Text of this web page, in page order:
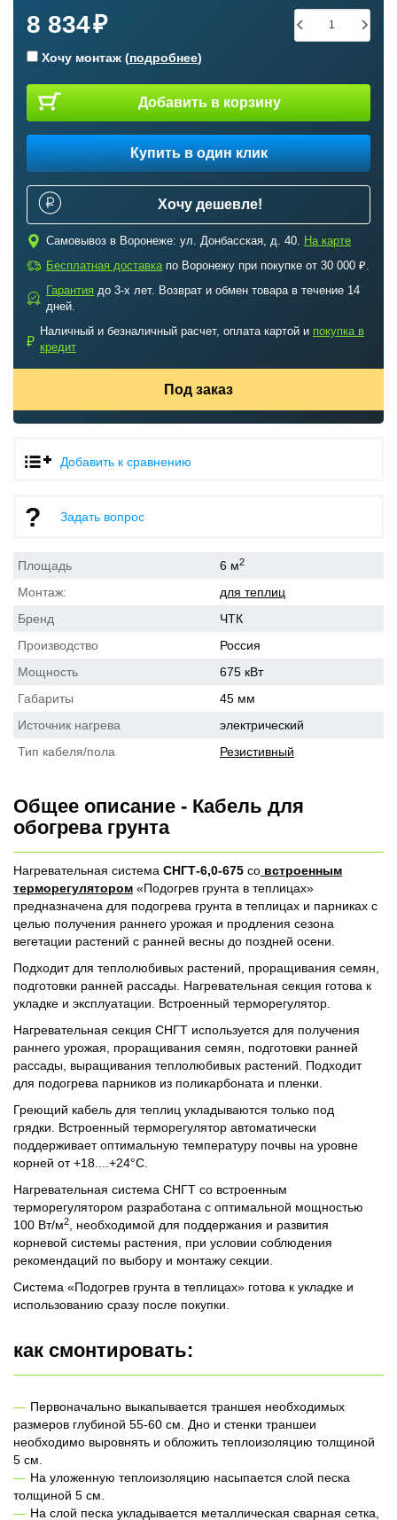
8 834
Хочу монтаж (подробнее)
Добавить в корзину
Купить в один клик
Хочу дешевле!
c Самовывоз в Воронеже: ул. Донбасская, д. 40. На карте
a Бесплатная доставкапо Воронежу при покупке от 30 000 ₽.
b
Гарантия до 3-х лет. Возврат и обмен товара в течение 14
дней.
₽
Наличный и безналичный расчет, оплата картой и покупка в
кредит
Под заказ
Добавить к сравнению
Задать вопрос
Площадь 6 м2
Монтаж:
для теплиц
Бренд
ЧТК
Производство
Россия
Мощность
675 кВт
Габариты
45 мм
Источник нагрева
электрический
Тип кабеля/пола
Резистивный
Общее описание - Кабель для
обогрева грунта
Нагревательная система СНГТ-6,0-675 со встроенным
терморегулятором «Подогрев грунта в теплицах»
предназначена для подогрева грунта в теплицах и парниках с
целью получения раннего урожая и продления сезона
вегетации растений с ранней весны до поздней осени.
Подходит для теплолюбивых растений, проращивания семян,
подготовки ранней рассады. Нагревательная секция готова к
укладке и эксплуатации. Встроенный терморегулятор.
Нагревательная секция СНГТ используется для получения
раннего урожая, проращивания семян, подготовки ранней
рассады, выращивания теплолюбивых растений. Подходит
для подогрева парников из поликарбоната и пленки.
Греющий кабель для теплиц укладываются только под
грядки. Встроенный терморегулятор автоматически
поддерживает оптимальную температуру почвы на уровне
корней от +18....+24°С.
Нагревательная система СНГТ со встроенным
терморегулятором разработана с оптимальной мощностью
100 Вт/м2
, необходимой для поддержания и развития
корневой системы растения, при условии соблюдения
рекомендаций по выбору и монтажу секции.
Система «Подогрев грунта в теплицах» готова к укладке и
использованию сразу после покупки.
как смонтировать:
Первоначально выкапывается траншея необходимых
размеров глубиной 55-60 см. Дно и стенки траншеи
необходимо выровнять и обложить теплоизоляцию толщиной
5 см.
На уложенную теплоизоляцию насыпается слой песка
толщиной 5 см.
На слой песка укладывается металлическая сварная сетка,